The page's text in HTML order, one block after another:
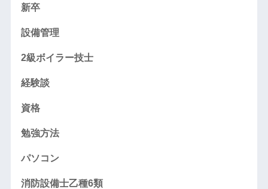
新卒
設備管理
2級ボイラー技士
経験談
資格
勉強方法
パソコン
消防設備士乙種6類